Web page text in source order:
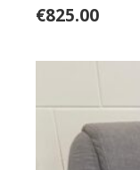
€825.00